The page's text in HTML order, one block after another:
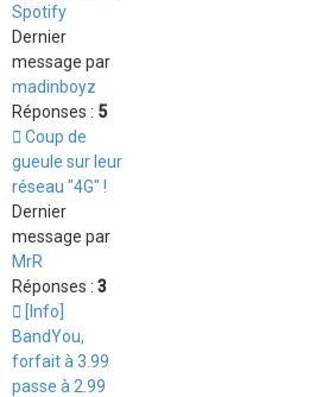
Spotify
Dernier
message par
madinboyz
Réponses : 5
Coup de
gueule sur leur
réseau "4G" !
Dernier
message par
MrR
Réponses : 3
[Info]
BandYou,
forfait à 3.99
passe à 2.99